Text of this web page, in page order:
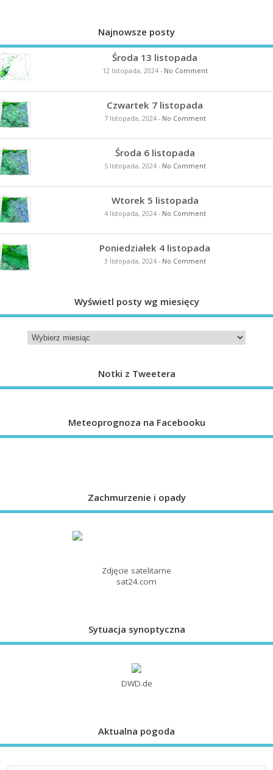
Najnowsze posty
Środa 13 listopada
12 listopada, 2024- No Comment
Czwartek 7 listopada
7 listopada, 2024- No Comment
Środa 6 listopada
5 listopada, 2024- No Comment
Wtorek 5 listopada
4 listopada, 2024- No Comment
Poniedziałek 4 listopada
3 listopada, 2024- No Comment
Wyświetl posty wg miesięcy
Notki z Tweetera
Meteoprognoza na Facebooku
Zachmurzenie i opady
Zdjęcie satelitarne
sat24.com
Sytuacja synoptyczna
DWD.de
Aktualna pogoda